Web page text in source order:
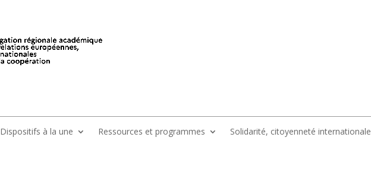
Dispositifs à la une Ressources et programmes Solidarité, citoyenneté internationale